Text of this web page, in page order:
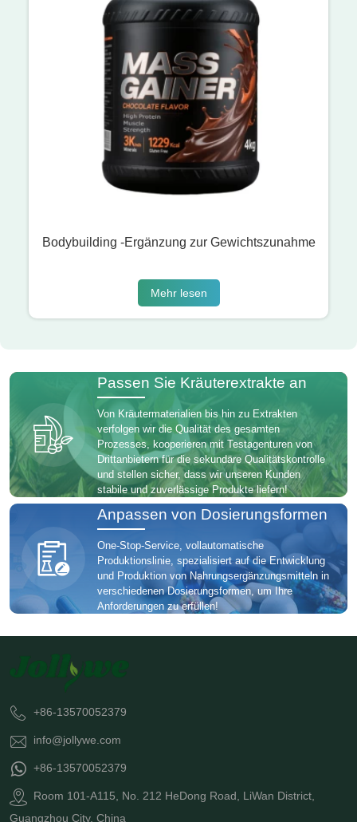
Bodybuilding -Ergänzung zur Gewichtszunahme
Mehr lesen
Passen Sie Kräuterextrakte an
Von Kräutermaterialien bis hin zu Extrakten
verfolgen wir die Qualität des gesamten
Prozesses, kooperieren mit Testagenturen von
Drittanbietern für die sekundäre Qualitätskontrolle
und stellen sicher, dass wir unseren Kunden
stabile und zuverlässige Produkte liefern!
Anpassen von Dosierungsformen
One-Stop-Service, vollautomatische
Produktionslinie, spezialisiert auf die Entwicklung
und Produktion von Nahrungsergänzungsmitteln in
verschiedenen Dosierungsformen, um Ihre
Anforderungen zu erfüllen!
+86-13570052379
info@jollywe.com
+86-13570052379
Room 101-A115, No. 212 HeDong Road, LiWan District,
Guangzhou City, China